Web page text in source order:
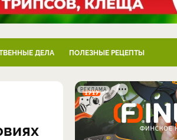
ДЕЛА ПОЛЕЗНЫЕ РЕЦЕПТЫ
РЕКЛАМА